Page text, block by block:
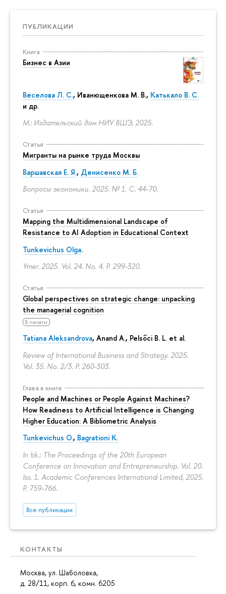
ПУБЛИКАЦИИ
Книга
Бизнес в Азии
Веселова Л. С., Иванющенкова М. В., Катькало В. С.
и др.
М.: Издательский дом НИУ ВШЭ, 2025.
Статья
Мигранты на рынке труда Москвы
Варшавская Е. Я., Денисенко М. Б.
Вопросы экономики. 2025. № 1. С. 44-70.
Статья
Mapping the Multidimensional Landscape of
Resistance to AI Adoption in Educational Context
Tunkevichus Olga.
Ymer. 2025. Vol. 24. No. 4. P. 299-320.
Статья
Global perspectives on strategic change: unpacking
the managerial cognition
В печати
Tatiana Aleksandrova, Anand A., Pelsőci B. L. et al.
Review of International Business and Strategy. 2025.
Vol. 35. No. 2/3. P. 260-303.
Глава в книге
People and Machines or People Against Machines?
How Readiness to Artificial Intelligence is Changing
Higher Education: A Bibliometric Analysis
Tunkevichus O., Bagrationi K.
In bk.: The Proceedings of the 20th European
Conference on Innovation and Entrepreneurship. Vol. 20.
Iss. 1. Academic Conferences International Limited, 2025.
P. 759-766.
Все публикации
КОНТАКТЫ
Москва, ул. Шаболовка,
д. 28/11, корп. 6, комн. 6205